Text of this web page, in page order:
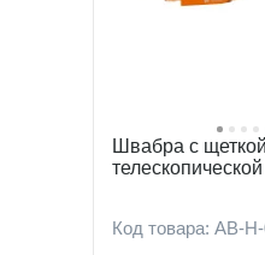
Швабра с
Код товара: AB-